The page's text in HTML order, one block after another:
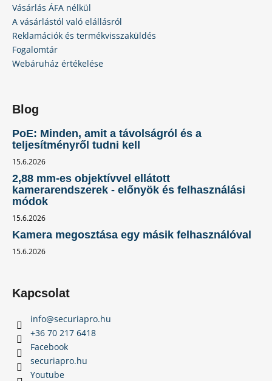
Vásárlás ÁFA nélkül
A vásárlástól való elállásról
Reklamációk és termékvisszaküldés
Fogalomtár
Webáruház értékelése
Blog
PoE: Minden, amit a távolságról és a
teljesítményről tudni kell
15.6.2026
2,88 mm-es objektívvel ellátott
kamerarendszerek - előnyök és felhasználási
módok
15.6.2026
Kamera megosztása egy másik felhasználóval
15.6.2026
Kapcsolat
info@securiapro.hu
+36 70 217 6418
Facebook
securiapro.hu
Youtube